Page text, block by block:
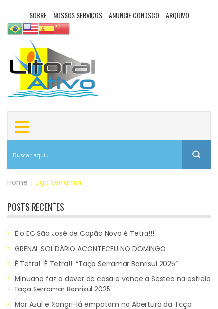
SOBRE NOSSOS SERVIÇOS ANUNCIE CONOSCO ARQUIVO
Home Liga Serramar
POSTS RECENTES
E o EC São José de Capão Novo é Tetra!!!
GRENAL SOLIDÁRIO ACONTECEU NO DOMINGO
É Tetra! É Tetra!!! “Taça Serramar Banrisul 2025”
Minuano faz o dever de casa e vence a Sestea na estreia
– Taça Serramar Banrisul 2025
Mar Azul e Xangri-lá empatam na Abertura da Taça